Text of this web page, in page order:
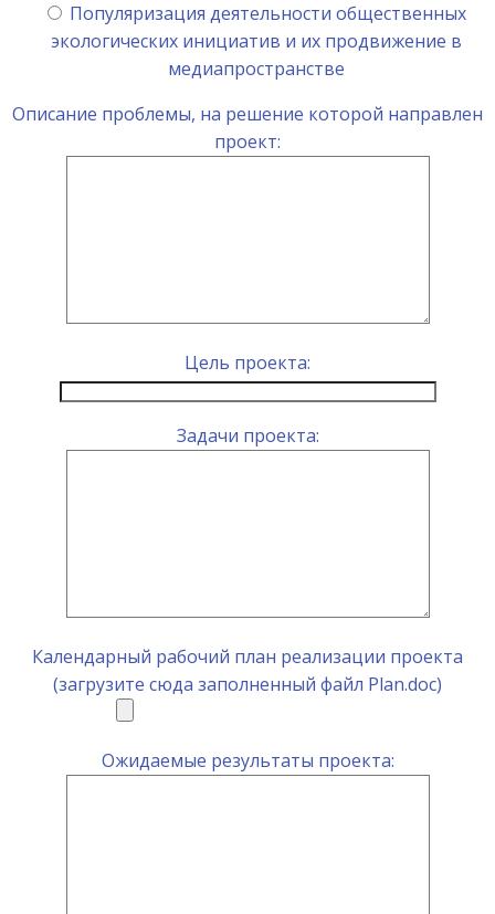
Популяризация деятельности общественных
экологических инициатив и их продвижение в
медиапространстве
Описание проблемы, на решение которой направлен
проект:
Цель проекта:
Задачи проекта:
Календарный рабочий план реализации проекта
(загрузите сюда заполненный файл Plan.doc)
Ожидаемые результаты проекта: